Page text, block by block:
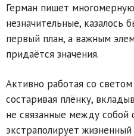
Герман пишет
незначительные, казалось
первый план, а важным
придаётся значения.
Активно работая со
состаривая плёнку,
не связанные между собой
экстраполирует